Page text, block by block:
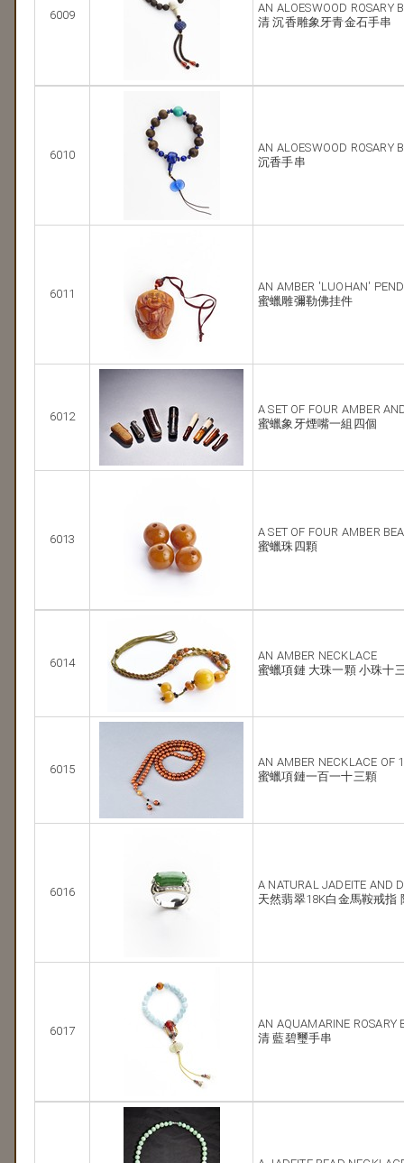
6009
AN ALOESWOOD ROSARY
清 沉香雕象牙青金石手串
6010
AN ALOESWOOD ROSARY
沉香手串
6011
AN AMBER 'LUOHAN'
蜜蠟雕彌勒佛挂件
6012
A SET OF FOUR AMBER
蜜蠟象牙煙嘴一組四個
6013
A SET OF FOUR AMBER
蜜蠟珠四顆
6014
AN AMBER NECKLACE
蜜蠟項鏈 大珠一顆 小珠十
6015
AN AMBER NECKLACE OF
蜜蠟項鏈一百一十三顆
6016
A NATURAL JADEITE AND
天然翡翠18K白金馬鞍戒指
6017
AN AQUAMARINE ROSARY
清 藍碧璽手串